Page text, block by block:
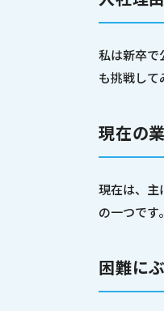
私は新卒で
も挑戦して
現在の
現在は、主
の一つです
困難に